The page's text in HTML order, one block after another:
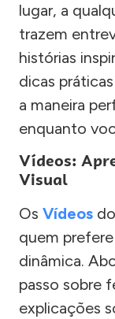
lugar, a
trazem
histórias
dicas
a maneira
enquanto
Vídeos:
Visual
Os Vídeos
quem
dinâmica.
passo sobre
explicações